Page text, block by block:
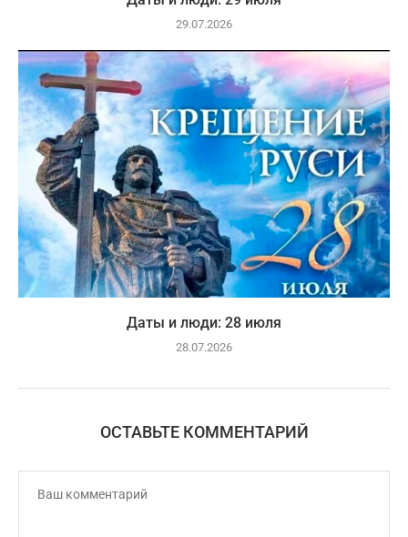
29.07.2026
Даты и люди: 28 июля
28.07.2026
ОСТАВЬТЕ КОММЕНТАРИЙ